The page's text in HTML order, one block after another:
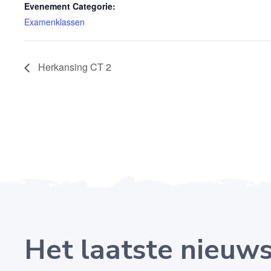
Evenement Categorie:
Examenklassen
Herkansing CT 2
Het laatste